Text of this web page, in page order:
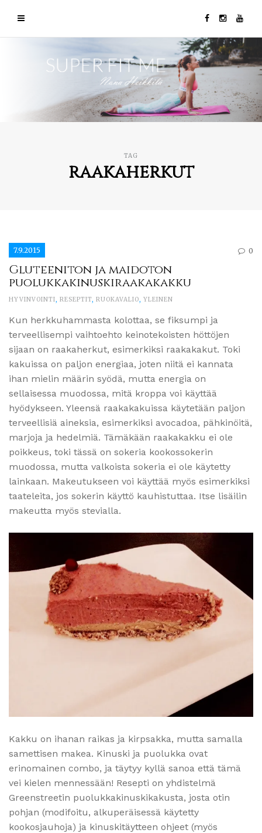
TAG
raakaherkut
7.9.2015 0
Gluteeniton ja maidoton
puolukkakinuskiraakakakku
HYVINVOINTI, RESEPTIT, RUOKAVALIO, YLEINEN
Kun herkkuhammasta kolottaa, se fiksumpi ja
terveellisempi vaihtoehto keinotekoisten höttöjen
sijaan on raakaherkut, esimerkiksi raakakakut. Toki
kakuissa on paljon energiaa, joten niitä ei kannata
ihan mielin määrin syödä, mutta energia on
sellaisessa muodossa, mitä kroppa voi käyttää
hyödykseen. Yleensä raakakakuissa käytetään paljon
terveellisiä aineksia, esimerkiksi avocadoa, pähkinöitä,
marjoja ja hedelmiä. Tämäkään raakakakku ei ole
poikkeus, toki tässä on sokeria kookossokerin
muodossa, mutta valkoista sokeria ei ole käytetty
lainkaan. Makeutukseen voi käyttää myös esimerkiksi
taateleita, jos sokerin käyttö kauhistuttaa. Itse lisäilin
makeutta myös stevialla.
Kakku on ihanan raikas ja kirpsakka, mutta samalla
samettisen makea. Kinuski ja puolukka ovat
erinomainen combo, ja täytyy kyllä sanoa että tämä
vei kielen mennessään! Resepti on yhdistelmä
Greenstreetin puolukkakinuskikakusta, josta otin
pohjan (modifoitu, alkuperäisessä käytetty
kookosjauhoja) ja kinuskitäytteen ohjeet (myös